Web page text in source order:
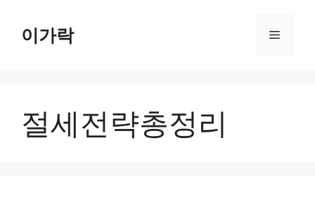
이가락 메
절세전략총정리